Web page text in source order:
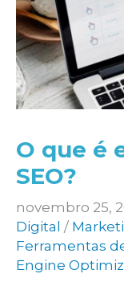
O que é
SEO?
novembro 25,
Digital /
Ferramentas
Engine